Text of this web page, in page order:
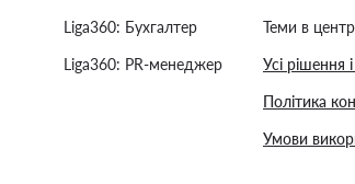
Liga360: Бухгалтер
Liga360: PR-менеджер
Теми в
Усі рішення
Політика
Умови